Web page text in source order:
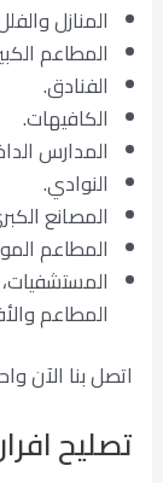
المنازل
المطاعم
الفنادق.
الكافيهات.
المدارس
النوادي.
المصانع
المطاعم
المطاعم
اتصل بنا الآن
تصليح